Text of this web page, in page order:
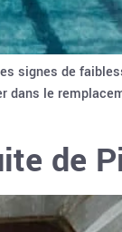
de
le
de